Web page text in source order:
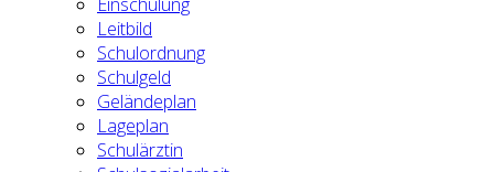
Leitbild
Schulordnung
Schulgeld
Geländeplan
Lageplan
Schulärztin